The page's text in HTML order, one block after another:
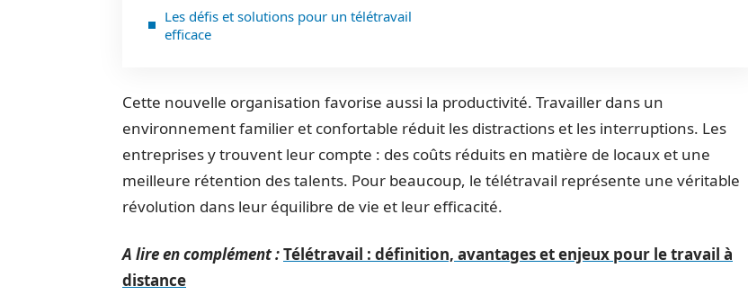
Les défis et solutions pour un télétravail
efficace
Cette nouvelle organisation favorise aussi la productivité. Travailler dans un
environnement familier et confortable réduit les distractions et les interruptions. Les
entreprises y trouvent leur compte : des coûts réduits en matière de locaux et une
meilleure rétention des talents. Pour beaucoup, le télétravail représente une véritable
révolution dans leur équilibre de vie et leur efficacité.
A lire en complément :Télétravail : définition, avantages et enjeux pour le travail à
distance